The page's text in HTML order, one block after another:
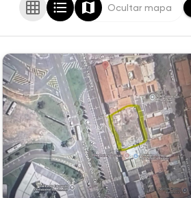
Ocultar mapa